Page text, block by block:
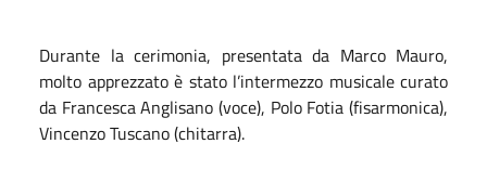
Durante la cerimonia, presentata da Marco Mauro,
molto apprezzato è stato l’intermezzo musicale curato
da Francesca Anglisano (voce), Polo Fotia (fisarmonica),
Vincenzo Tuscano (chitarra).